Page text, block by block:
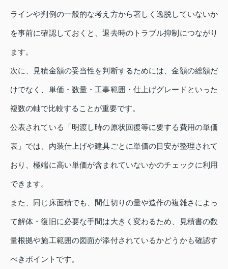
ラインや判例の一般的な考え方から著しく逸脱していないか
を事前に確認しておくと、退去時のトラブル抑制につながり
ます。
次に、見積金額の妥当性を判断するためには、金額の総額だ
けでなく、単価・数量・工事範囲・仕上げグレードといった
複数の軸で比較することが重要です。
公表されている「明渡し時の原状回復等に要する費用の単価
表」では、内装仕上げや建具ごとに単価の目安が整理されて
おり、極端に高い単価が含まれていないかのチェックに利用
できます。
また、同じ床面積でも、間仕切りの量や造作の複雑さによっ
て解体・復旧に必要な手間は大きく変わるため、見積書の数
量根拠や施工範囲の図面が添付されているかどうかも確認す
べきポイントです。